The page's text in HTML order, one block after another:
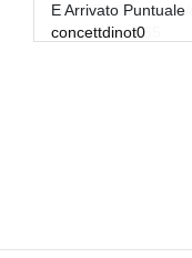
E Arrivato Puntuale
concettdinot0